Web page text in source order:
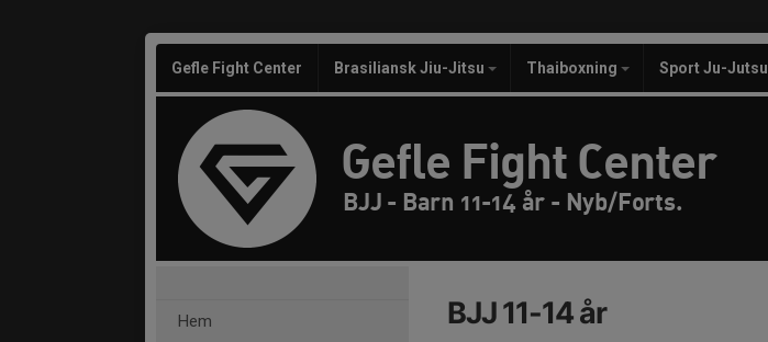
Gefle Fight Center Brasiliansk Jiu-Jitsu Thaiboxning Sport Ju-Jutsu
Gefle Fight Center
BJJ - Barn 11-14 år - Nyb/Forts.
Hem BJJ 11-14 år